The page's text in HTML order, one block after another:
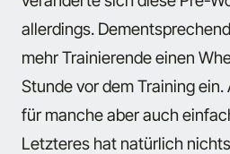
allerdings.
mehr Trainierende einen
Stunde vor dem Training
für manche aber auch
Letzteres hat natürlich